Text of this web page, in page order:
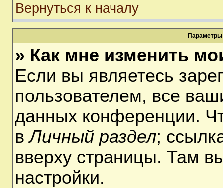
Вернуться к началу
Параметры
» Как мне изменить
Если вы являетесь
пользователем, все
данных конференции.
вЛичный раздел;
вверху страницы. Там
настройки.